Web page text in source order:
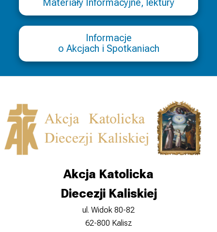
Materiały Informacyjne, lektury
Informacje
o Akcjach i Spotkaniach
Akcja Katolicka
Diecezji Kaliskiej
ul. Widok 80-82
62-800 Kalisz